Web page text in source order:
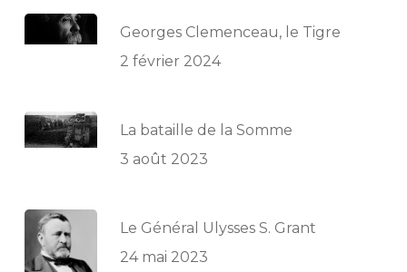
Georges Clemenceau, le Tigre
2 février 2024
La bataille de la Somme
3 août 2023
Le Général Ulysses S. Grant
24 mai 2023